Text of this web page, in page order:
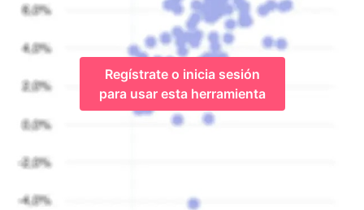
Regístrate o inicia sesión
para usar esta herramienta